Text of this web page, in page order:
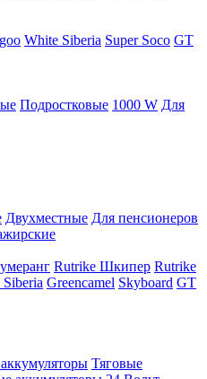
White Siberia Super Soco GT
Подростковые 1000 W Для
Двухместные Для пенсионеров
Rutrike Шкипер Rutrike
Greencamel Skyboard GT
Тяговые